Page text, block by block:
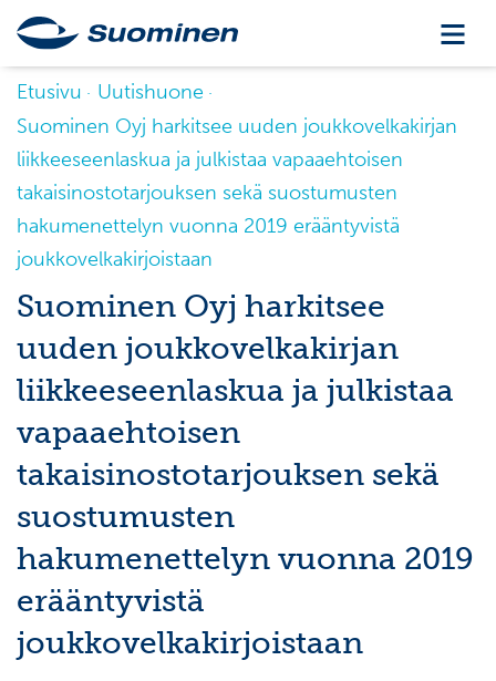
Etusivu
Uutishuone
Suominen Oyj harkitsee uuden joukkovelkakirjan
liikkeeseenlaskua ja julkistaa vapaaehtoisen
takaisinostotarjouksen sekä suostumusten
hakumenettelyn vuonna 2019 erääntyvistä
joukkovelkakirjoistaan
Suominen Oyj harkitsee
uuden joukkovelkakirjan
liikkeeseenlaskua ja julkistaa
vapaaehtoisen
takaisinostotarjouksen sekä
suostumusten
hakumenettelyn vuonna 2019
erääntyvistä
joukkovelkakirjoistaan